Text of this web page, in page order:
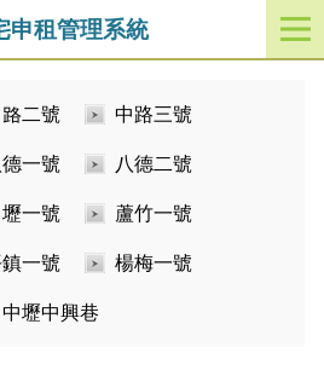
申租管理系統
開
啟
二號 中路三號
德一號 八德二號
一號 蘆竹一號
一號 楊梅一號
中壢中興巷